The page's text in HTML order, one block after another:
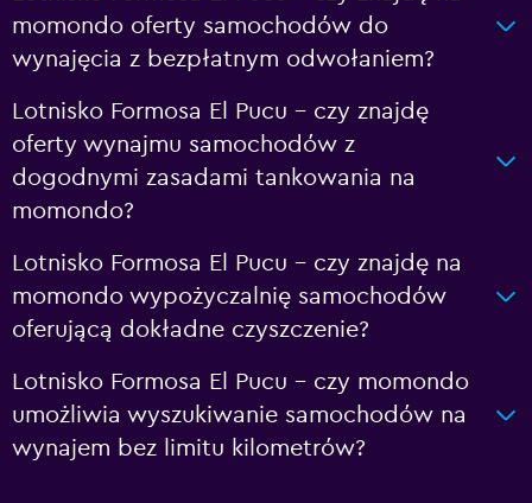
momondo oferty samochodów do
wynajęcia z bezpłatnym odwołaniem?
Lotnisko Formosa El Pucu – czy znajdę
oferty wynajmu samochodów z
dogodnymi zasadami tankowania na
momondo?
Lotnisko Formosa El Pucu – czy znajdę na
momondo wypożyczalnię samochodów
oferującą dokładne czyszczenie?
Lotnisko Formosa El Pucu – czy momondo
umożliwia wyszukiwanie samochodów na
wynajem bez limitu kilometrów?